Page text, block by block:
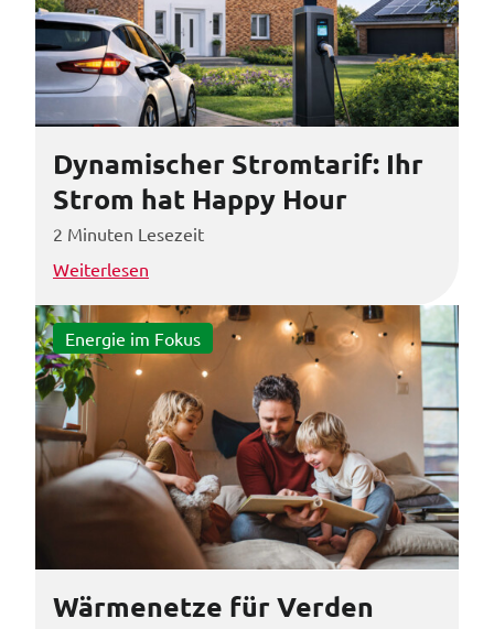
Dynamischer Stromtarif: Ihr
Strom hat Happy Hour
2 Minuten Lesezeit
Weiterlesen
Energie im Fokus
Wärmenetze für Verden